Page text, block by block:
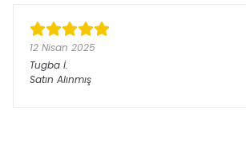
12 Nisan 2025
Tugba İ.
Satın Alınmış